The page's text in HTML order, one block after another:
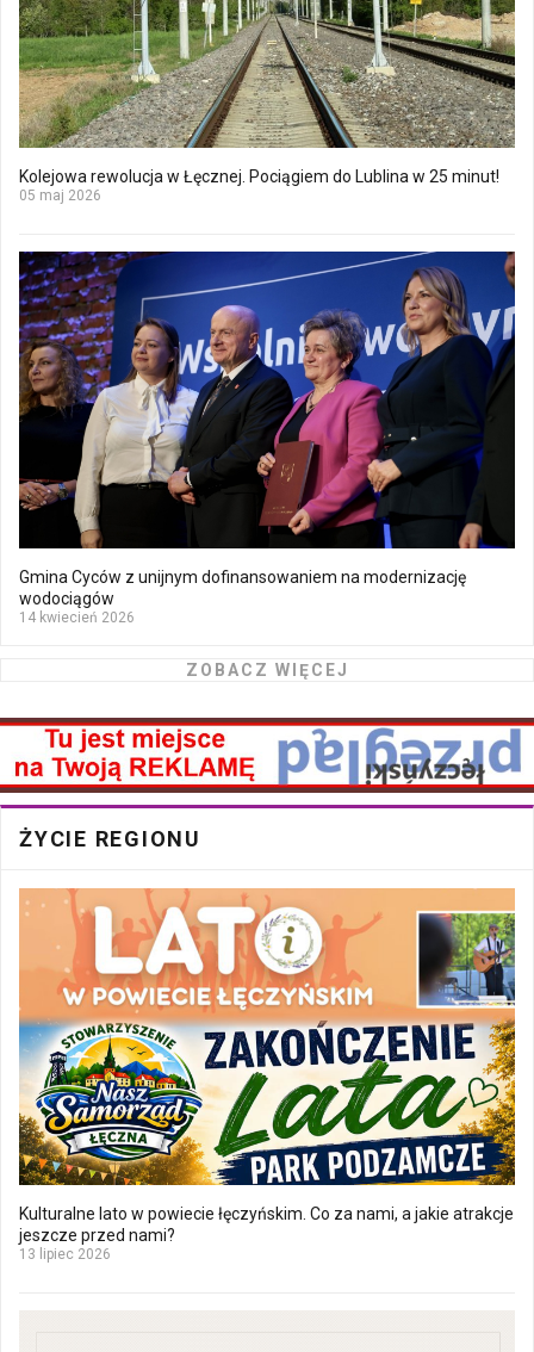
Kolejowa rewolucja w Łęcznej. Pociągiem do Lublina w 25 minut!
05 maj 2026
Gmina Cyców z unijnym dofinansowaniem na modernizację
wodociągów
14 kwiecień 2026
ZOBACZ WIĘCEJ
ŻYCIE REGIONU
Kulturalne lato w powiecie łęczyńskim. Co za nami, a jakie atrakcje
jeszcze przed nami?
13 lipiec 2026